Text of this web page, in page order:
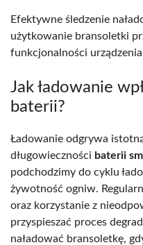
Efektywne śledzenie
użytkowanie bransoletki
funkcjonalności
Jak ładowanie
baterii?
Ładowanie odgrywa
długowieczności baterii
podchodzimy do cyklu
żywotność ogniw.
oraz korzystanie z
przyspieszać proces
naładować bransoletkę,